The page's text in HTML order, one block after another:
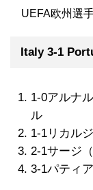
UEFA欧州選
Italy 3-1
1-0アルナ
ル
1-1 リカル
2-1サージ
3-1パティ